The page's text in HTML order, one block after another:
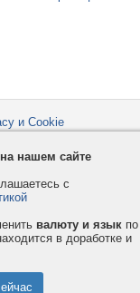
и Cookie
нашем сайте
с
валюту и язык по
в доработке и